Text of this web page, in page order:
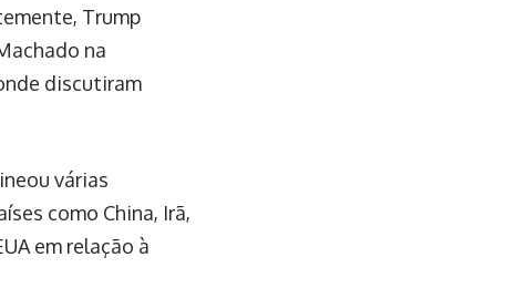
Trump
na
discutiram
várias
como China, Irã,
em relação à